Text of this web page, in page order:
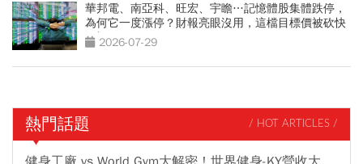
華邦電、南亞科、旺宏、宇瞻…記憶體股集體跌停，
為何它一度漲停？財報亮眼沒用，這檔目標價被砍快
3成2026-07-29
熱門話題 / HOT ARTICLES /